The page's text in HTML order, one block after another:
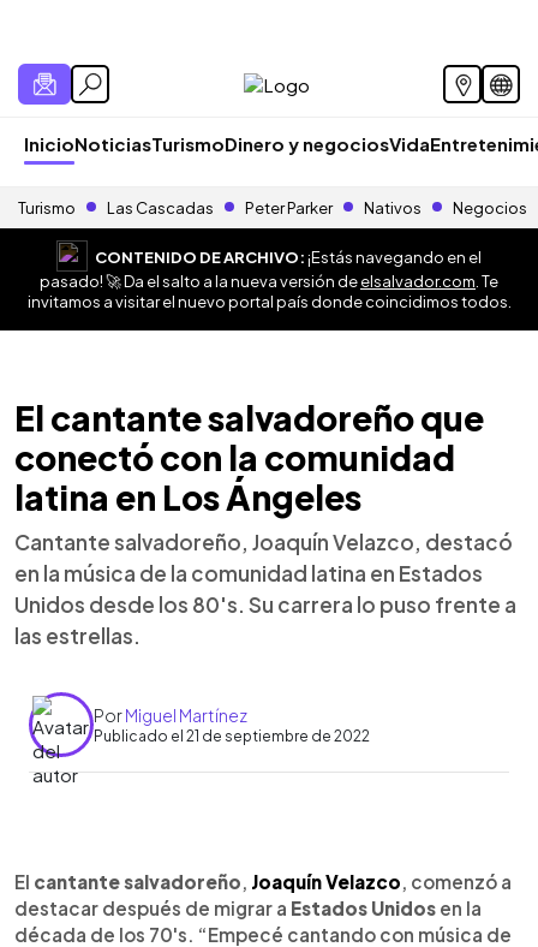
InicioNoticiasTurismoDinero y negociosVida
Turismo Las Cascadas Peter Parker Nativos Negocios
CONTENIDO DE ARCHIVO:¡Estás navegando en el
pasado! 🚀 Da el salto a la nueva versión deelsalvador.com . Te
invitamos a visitar el nuevo portal país donde coincidimos todos.
El cantante salvadoreño que
conectó con la comunidad
latina en Los Ángeles
Cantante salvadoreño, Joaquín Velazco, destacó
en la música de la comunidad latina en Estados
Unidos desde los 80's. Su carrera lo puso frente a
las estrellas.
PorMiguel Martínez
Publicado el 21 de septiembre de 2022
► Escuchar artículo
El cantante salvadoreño, Joaquín Velazco, comenzó a
destacar después de migrar a Estados Unidos en la
década de los 70's. “Empecé cantando con música de